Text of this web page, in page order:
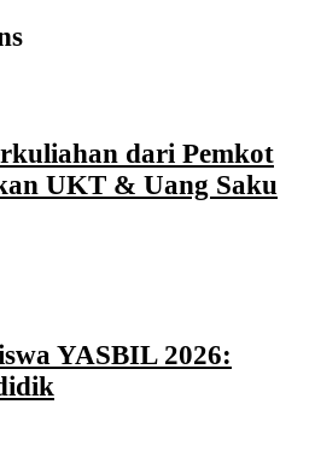
dari Pemkot
UKT & Uang Saku
YASBIL 2026: